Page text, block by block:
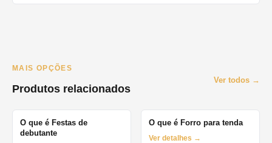
MAIS OPÇÕES
Produtos relacionados
Ver todos →
O que é Festas de
debutante
O que é Forro para tenda
Ver detalhes →